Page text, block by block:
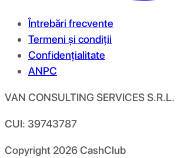
Întrebări frecvente
Termeni și condiții
Confidențialitate
ANPC
VAN CONSULTING SERVICES S.R.L.
CUI: 39743787
Copyright 2026CashClub